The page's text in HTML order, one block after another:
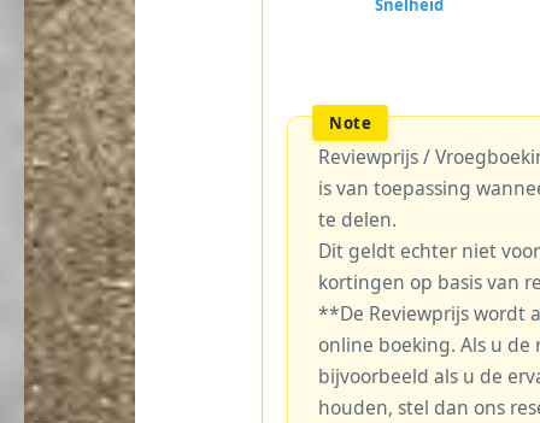
Reviewprijs /
is van toepassing
te delen.
Dit geldt echter niet
kortingen op basis van
**De Reviewprijs wordt
online boeking. Als u
bijvoorbeeld als u de
houden, stel dan ons